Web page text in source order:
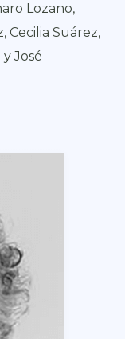
Lozano,
Cecilia Suárez,
José